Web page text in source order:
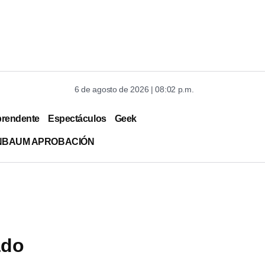
6 de agosto de 2026 | 08:02 p.m.
Espectáculos Geek
APROBACIÓN